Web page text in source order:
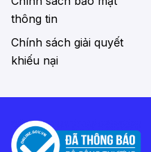
thông tin
Chính sách giải quyết
khiếu nại